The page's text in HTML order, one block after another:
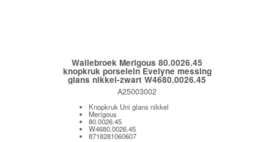
Wallebroek Merigous 80.0026.45
knopkruk porselein Evelyne messing
glans nikkel-zwart W4680.0026.45
A25003002
Knopkruk Uni glans nikkel
Merigous
80.0026.45
W4680.0026.45
8718281060607